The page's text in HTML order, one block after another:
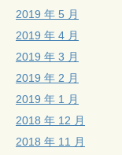
2019 年 5 月
2019 年 4 月
2019 年 3 月
2019 年 2 月
2019 年 1 月
2018 年 12 月
2018 年 11 月